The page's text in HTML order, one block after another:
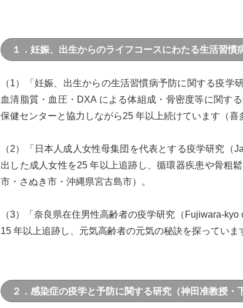
１．妊娠、出生からのライフコースにわたる生活習慣
（1）「妊娠、出生からの生活習慣病予防に関する疫学
血清脂質・血圧・DXA による体組成・骨密度等に関す
保健センターと協力しながら25 年以上続けています（
（2）「日本人成人女性母集団を代表とする疫学研究（
出した成人女性を25 年以上追跡し、循環器疾患や骨粗
市・さぬき市・沖縄県宮古島市）。
（3）「奈良県在住男性高齢者の疫学研究（Fujiwara-
15 年以上追跡し、元気高齢者の元気の秘訣を探っていま
２．感染症の疫学と予防に関する研究（神田准教授・